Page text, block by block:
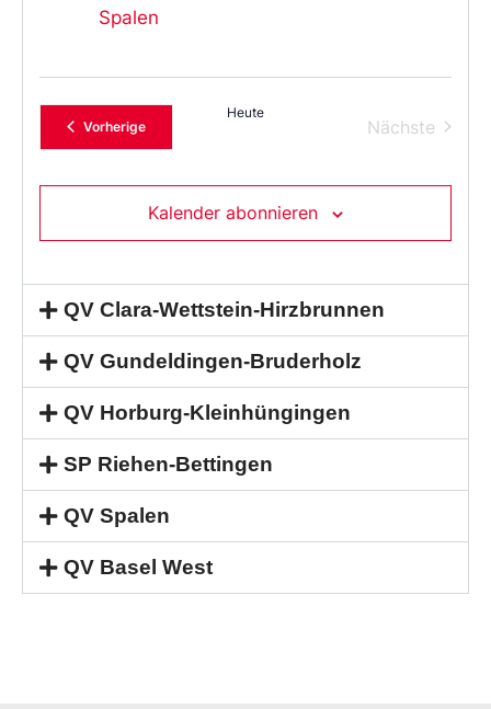
Spalen
VorherigeVeranstaltungen
Heute
Nächste
Kalender abonnieren
QV Clara-Wettstein-Hirzbrunnen
QV Gundeldingen-Bruderholz
QV Horburg-Kleinhüngingen
SP Riehen-Bettingen
QV Spalen
QV Basel West